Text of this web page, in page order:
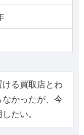
る買取店とわ
かったが、今
たい。